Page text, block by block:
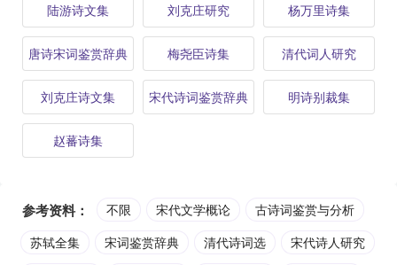
陆游诗文集 刘克庄研究 杨万里诗集
唐诗宋词鉴赏辞典 梅尧臣诗集 清代词人研究
刘克庄诗文集 宋代诗词鉴赏辞典 明诗别裁集
赵蕃诗集
参考资料： 不限 宋代文学概论
古诗词鉴赏与分析
苏轼全集
宋词鉴赏辞典 清代诗词选
宋代诗人研究